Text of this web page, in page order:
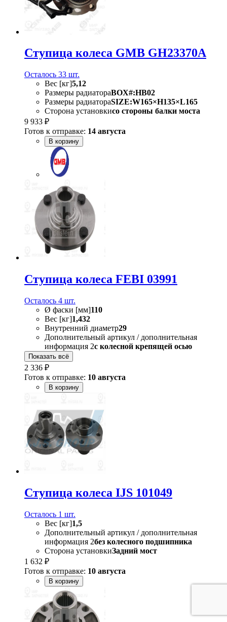
Ступица колеса GMB GH23370A
Осталось 33 шт.
Вес [кг]5,12
Размеры радиатораBOX#:HB02
Размеры радиатораSIZE:W165×H135×L165
Сторона установкисо стороны балки моста
9 933 ₽
Готов к отправке: 14 августа
В корзину
Ступица колеса FEBI 03991
Осталось 4 шт.
Ø фаски [мм]110
Вес [кг]1,432
Внутренний диаметр29
Дополнительный артикул / дополнительная
информация 2с колесной крепящей осью
Показать всё
2 336 ₽
Готов к отправке: 10 августа
В корзину
Ступица колеса IJS 101049
Осталось 1 шт.
Вес [кг]1,5
Дополнительный артикул / дополнительная
информация 2без колесного подшипника
Сторона установкиЗадний мост
1 632 ₽
Готов к отправке: 10 августа
В корзину